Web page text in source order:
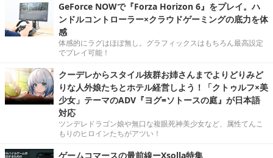
GeForce NOWで『Forza Horizon 6』をプレイ。ハ
ンドルコントローラー×クラウドゲーミングの底力を体
感
体感的にラグはほぼ無し。グラフィックスはもちろん最高設定
でプレイ可能！
クーデレからスタイル抜群お姉さんまでよりどりみど
りな人外娘たちとホテル経営しよう！「クトゥルフ×美
少女」テーマのADV『ヨグ=ソトースの庭』が日本語
対応
ツンデレドラゴン娘や無口な複眼死神美少女など、属性てんこ
もりのヒロインたちがアツい！
ゲームコマースの最前線ーXsolla特集